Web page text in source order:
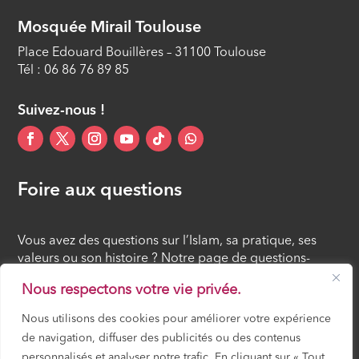
Nous respectons votre vie privée.
Nous utilisons des cookies pour améliorer votre expérience
de navigation, diffuser des publicités ou des contenus
Mosquée Mirail Toulouse
Place Edouard Bouillères – 31100 Toulouse
Tél : 06 86 76 89 85
Suivez-nous !
Foire aux questions
Vous avez des questions sur l’Islam, sa pratique, ses
valeurs ou son histoire ? Notre page de questions-
réponses rassemble des réponses claires et accessibles
à tous, croyants ou simples curieux.
FOIRE AUX QUESTIONS